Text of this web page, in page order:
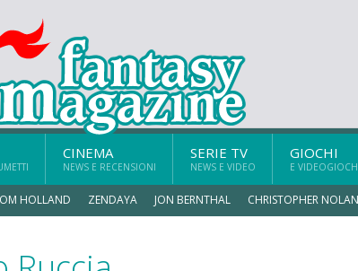
CINEMA
NEWS E RECENSIONI
SERIE TV
NEWS E VIDEO
GIOCHI
E
HOLLAND ZENDAYA JON BERNTHAL CHRISTOPHER NOLAN